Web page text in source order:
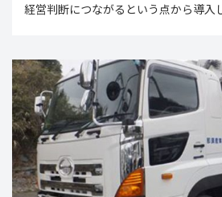
経営判断につながるという点から導入